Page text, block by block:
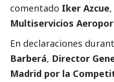
comentado Iker Azcue,
Multiservicios
En declaraciones
Barberá, Director
Madrid por la